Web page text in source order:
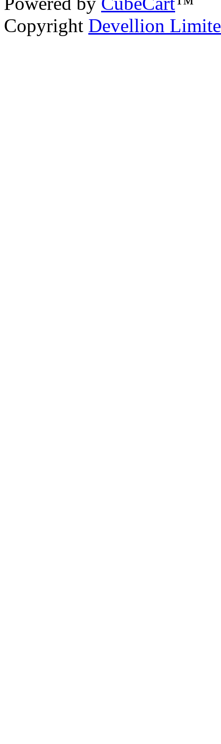
Copyright Devellion